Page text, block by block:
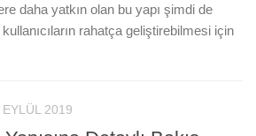
daha yatkın olan bu yapı şimdi de
rahatça geliştirebilmesi için
EYLÜL 2019